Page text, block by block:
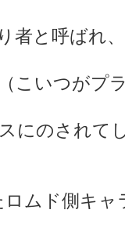
者と呼ばれ
こいつがプ
にのされて
ムド側キャ